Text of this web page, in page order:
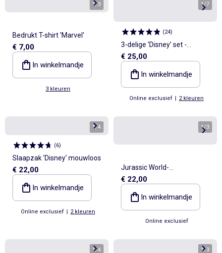
1/3
Bedrukt T-shirt 'Marvel'
€ 7,00
In winkelmandje
3 kleuren
1/7
(24)
3-delige 'Disney' set -
Sweater + broek + T-shirt
met lange mouwen
€ 25,00
In winkelmandje
Online exclusief | 2 kleuren
1/4
(6)
Slaapzak 'Disney' mouwloos
€ 22,00
In winkelmandje
Online exclusief | 2 kleuren
1/3
Jurassic World-
babyslaapzak met TOG-
waarde 1
€ 22,00
In winkelmandje
Online exclusief
1/4 1/3